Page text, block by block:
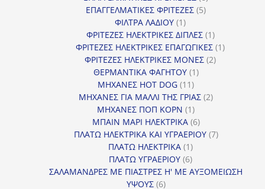
προϊόντα
ΕΠΑΓΓΕΛΜΑΤΙΚΕΣ ΦΡΙΤΕΖΕΣ 55
ΦΙΛΤΡΑ ΛΑΔΙΟΥ 11
προϊόν
ΦΡΙΤΕΖΕΣ ΗΛΕΚΤΡΙΚΕΣ ΔΙΠΛΕΣ 11
προϊόν
ΦΡΙΤΕΖΕΣ ΗΛΕΚΤΡΙΚΕΣ ΕΠΑΓΩΓΙΚΕΣ 11
ΦΡΙΤΕΖΕΣ ΗΛΕΚΤΡΙΚΕΣ ΜΟΝΕΣ 22
ΘΕΡΜΑΝΤΙΚΑ ΦΑΓΗΤΟΥ 11
ΜΗΧΑΝΕΣ HOT DOG 1111
προϊόντα
ΜΗΧΑΝΕΣ ΓΙΑ ΜΑΛΛΙ ΤΗΣ ΓΡΙΑΣ 22
ΜΗΧΑΝΕΣ ΠΟΠ ΚΟΡΝ 11
προϊόν
ΜΠΑΙΝ ΜΑΡΙ ΗΛΕΚΤΡΙΚΑ 66
προϊόντα
ΠΛΑΤΩ ΗΛΕΚΤΡΙΚΑ ΚΑΙ ΥΓΡΑΕΡΙΟΥ 77
ΠΛΑΤΩ ΗΛΕΚΤΡΙΚΑ 11
προϊόν
ΠΛΑΤΩ ΥΓΡΑΕΡΙΟΥ 66
προϊόντα
ΣΑΛΑΜΑΝΔΡΕΣ ΜΕ ΠΙΑΣΤΡΕΣ Η' ΜΕ ΑΥΞΟΜΕΙΩΣΗ
ΥΨΟΥΣ 66